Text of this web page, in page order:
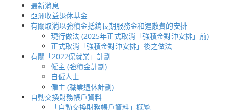
最新消息
亞洲收益退休基金
有關取消以強積金抵銷長期服務金和遣散費的安排
現行做法 (2025年正式取消「強積金對沖安排」前)
正式取消「強積金對沖安排」後之做法
有關「2022保就業」計劃
僱主 (強積金計劃)
自僱人士
僱主 (職業退休計劃)
自動交換財務帳戶資料
「自動交換財務帳戶資料」概覧
BCT 積金之
我們的產品
BCT 的服務承諾
僱主
如何選擇您的服務提供者
如何轉移您的強積金資產至
BCT
如何管理您的強積金計劃
參加計劃
成員登記
供款